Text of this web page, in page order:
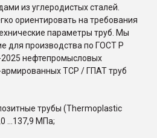
из углеродистых сталей.
ориентировать на требования
параметры труб. Мы
для производства по ГОСТ Р
нефтепромысловых
TCP / ГПАТ труб
трубы (Thermoplastic
...137,9 МПа;